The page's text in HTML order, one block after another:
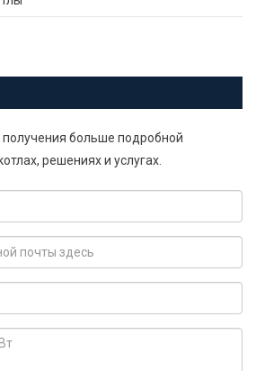
больше подробной
решениях и услугах.